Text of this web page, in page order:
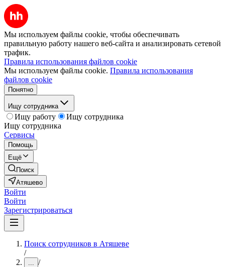
Мы используем файлы cookie, чтобы обеспечивать
правильную работу нашего веб-сайта и анализировать сетевой
трафик.
Правила использования файлов cookie
Мы используем файлы cookie. Правила использования
файлов cookie
Понятно
Ищу сотрудника
Ищу работу
Ищу сотрудника
Ищу сотрудника
Сервисы
Помощь
Ещё
Поиск
Атяшево
Войти
Войти
Зарегистрироваться
Поиск сотрудников в Атяшеве
/
... /